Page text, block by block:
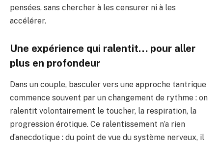
pensées, sans chercher à les censurer ni à les
accélérer.
Une expérience qui ralentit… pour aller
plus en profondeur
Dans un couple, basculer vers une approche tantrique
commence souvent par un changement de rythme : on
ralentit volontairement le toucher, la respiration, la
progression érotique. Ce ralentissement n’a rien
d’anecdotique : du point de vue du système nerveux, il